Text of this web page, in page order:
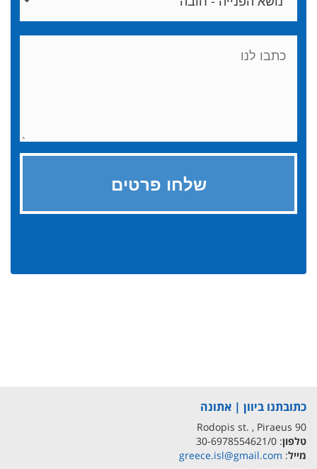
כתובתנו ביוון | אתונה
90 Rodopis st. , Piraeus
טלפון: 30-6978554621/0
מייל:
greece.isl@gmail.com